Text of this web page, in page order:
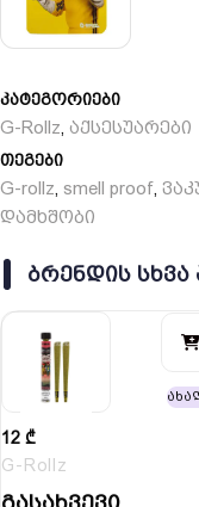
კატეგორიები
G-Rollz, აქსესუარები
თეგები
G-rollz, smell proof,
დამხშობი
ᲑᲠᲔᲜᲓᲘᲡ
12 ₾
G-Rollz